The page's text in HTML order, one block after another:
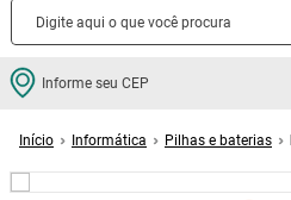
Informe seu CEP
Informática Pilhas e baterias
Termos mais buscados
2º porcelanato